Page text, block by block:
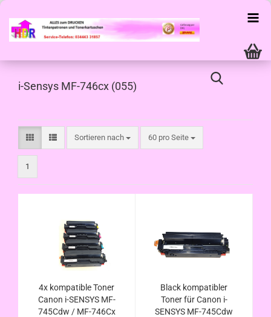
i-Sensys MF-746cx (055)
Sortieren nach
Sortieren nach 60 pro Seite
pro Seite
1
4x kompatible Toner
Canon i-SENSYS MF-
745Cdw / MF-746Cx
Black kompatibler
Toner für Canon i-
SENSYS MF-745Cdw